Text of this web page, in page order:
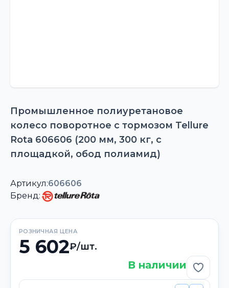
Промышленное полиуретановое
колесо поворотное с тормозом Tellure
Rota 606606 (200 мм, 300 кг, с
площадкой, обод полиамид)
Артикул:606606
Бренд:
РОЗНИЧНАЯ ЦЕНА
5 602₽/шт.
В наличии